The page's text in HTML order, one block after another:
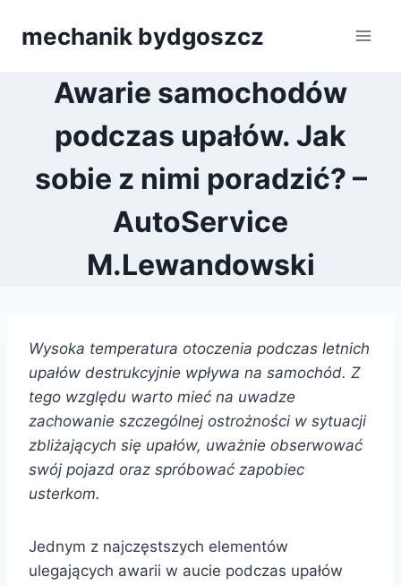
mechanik bydgoszcz
Awarie samochodów
podczas upałów. Jak
sobie z nimi poradzić? –
AutoService
M.Lewandowski
Wysoka temperatura otoczenia podczas letnich
upałów destrukcyjnie wpływa na samochód. Z
tego względu warto mieć na uwadze
zachowanie szczególnej ostrożności w sytuacji
zbliżających się upałów, uważnie obserwować
swój pojazd oraz spróbować zapobiec
usterkom.
Jednym z najczęstszych elementów
ulegających awarii w aucie podczas upałów